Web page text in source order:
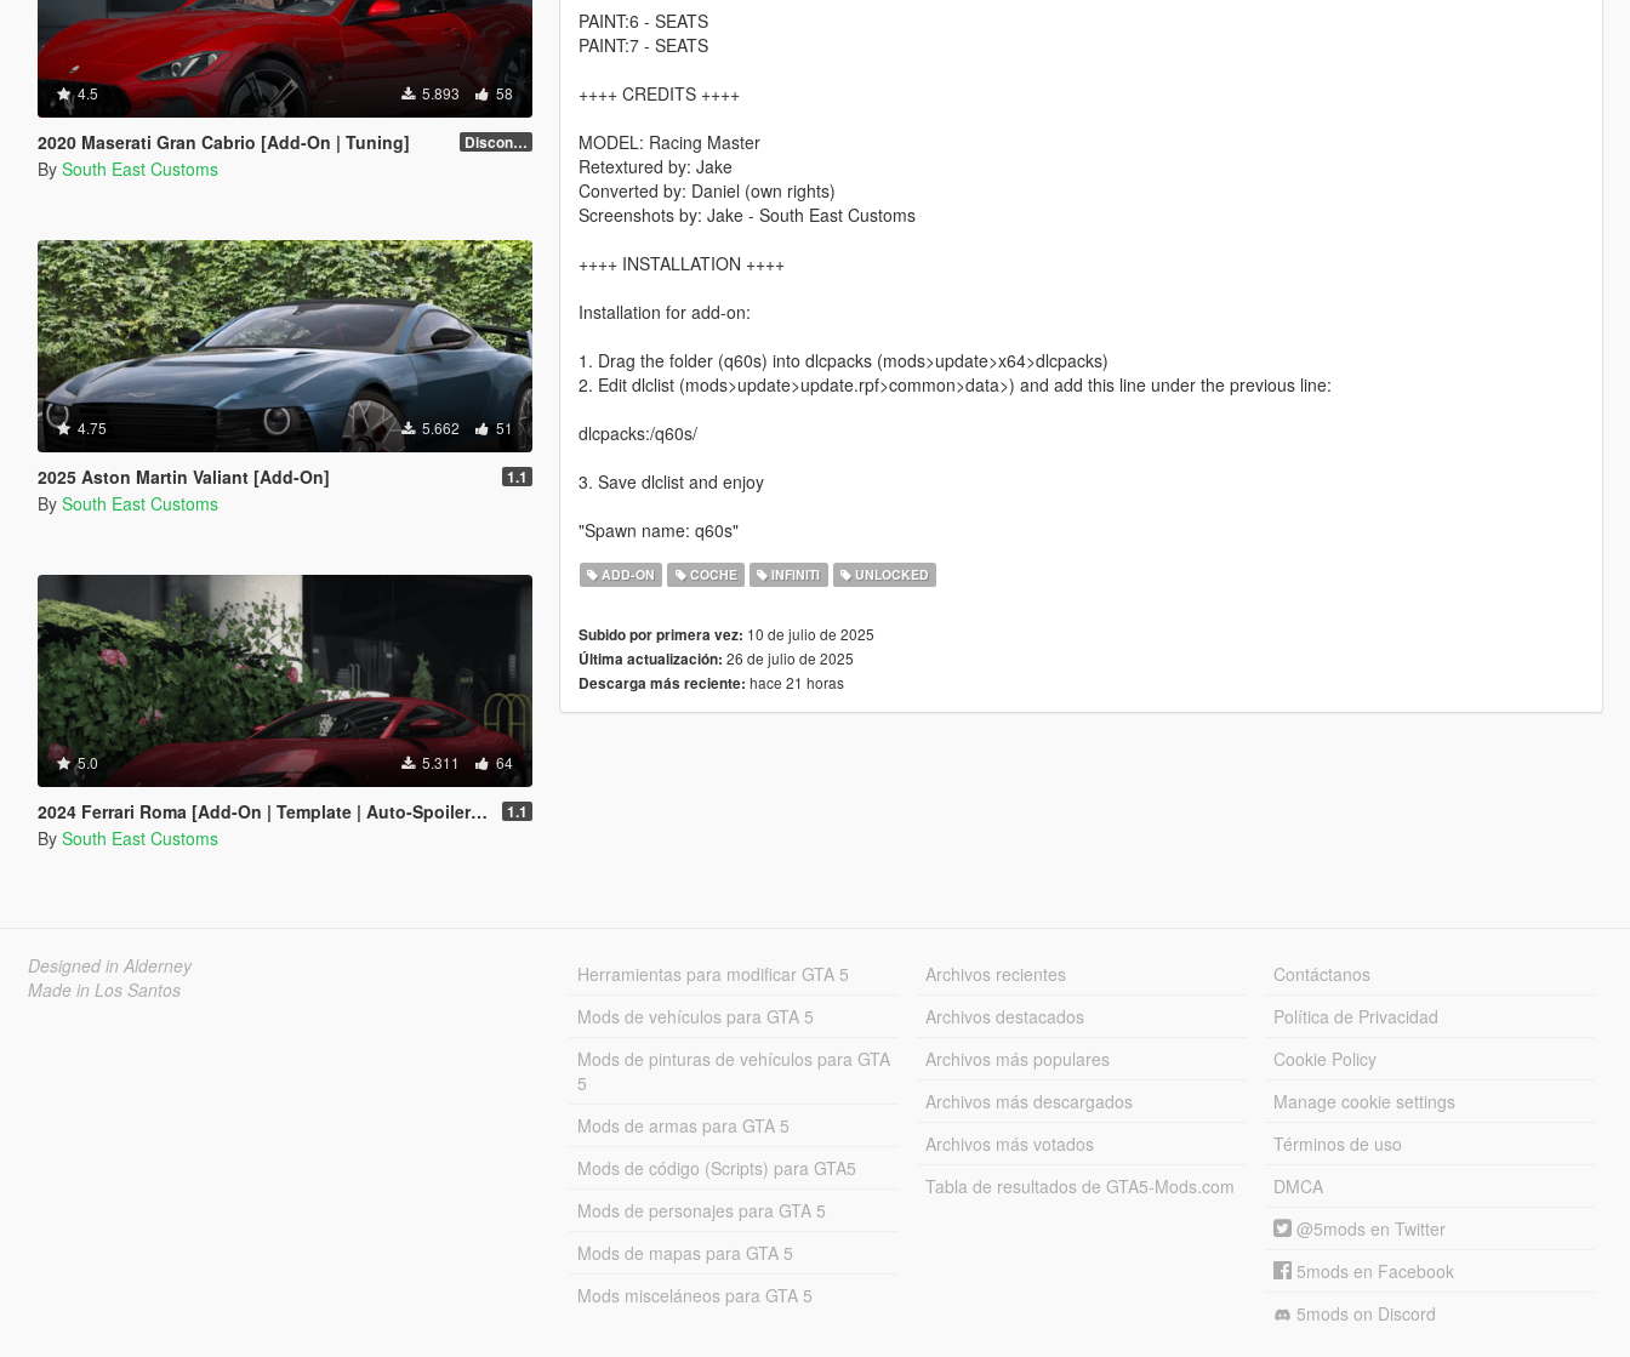
4.5 5.893 58
2020 Maserati Gran Cabrio [Add-On | Tuning] Discontinued
By South East Customs
4.75 5.662 51
2025 Aston Martin Valiant [Add-On] 1.1
By South East Customs
5.0 5.311 64
2024 Ferrari Roma [Add-On | Template | Auto-Spoiler | Animated] 1.1
By South East Customs
PAINT:6 - SEATS
PAINT:7 - SEATS
++++ CREDITS ++++
MODEL: Racing Master
Retextured by: Jake
Converted by: Daniel (own rights)
Screenshots by: Jake - South East Customs
++++ INSTALLATION ++++
Installation for add-on:
1. Drag the folder (q60s) into dlcpacks (mods>update>x64>dlcpacks)
2. Edit dlclist (mods>update>update.rpf>common>data>) and add this line under the previous line:
dlcpacks:/q60s/
3. Save dlclist and enjoy
"Spawn name: q60s"
ADD-ON COCHE INFINITI UNLOCKED
Subido por primera vez: 10 de julio de 2025
Última actualización: 26 de julio de 2025
Descarga más reciente: hace 21 horas
Designed in Alderney
Made in Los Santos
Herramientas para modificar GTA 5
Mods de vehículos para GTA 5
Mods de pinturas de vehículos para GTA
5
Mods de armas para GTA 5
Mods de código (Scripts) para GTA5
Mods de personajes para GTA 5
Mods de mapas para GTA 5
Mods misceláneos para GTA 5
Archivos recientes
Archivos destacados
Archivos más populares
Archivos más descargados
Archivos más votados
Tabla de resultados de GTA5-Mods.com
Contáctanos
Política de Privacidad
Cookie Policy
Manage cookie settings
Términos de uso
DMCA
@5mods en Twitter
5mods en Facebook
5mods on Discord